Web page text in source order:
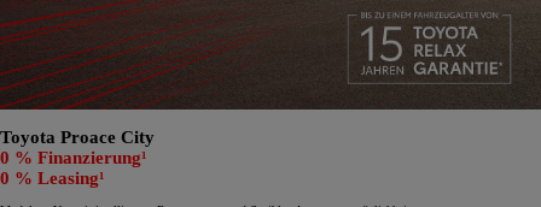
Toyota Proace City
0 % Finanzierung¹
0 % Leasing¹